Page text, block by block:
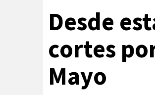
Desde
cortes
Mayo